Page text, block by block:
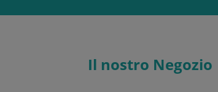
Il nostro Negozio